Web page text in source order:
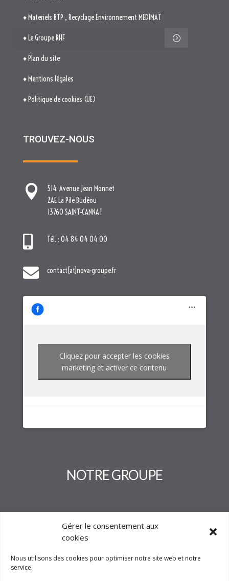
Gérer le consentement aux
cookies
Nous utilisons des cookies pour optimiser notre site web et notre
service.
♦ Materiels BTP , Recyclage Environnement MEDIMAT
♦ Le Groupe RHF
♦ Plan du site
♦ Mentions légales
♦ Politique de cookies (UE)
TROUVEZ-NOUS

514. Avenue Jean Monnet
ZAE La Pile Budéou
13760 SAINT-CANNAT
 Tél. : 04 84 04 04 00
 contact[at]nova-groupe.fr
Cliquez pour accepter les cookies
marketing et activer ce contenu
NOTRE GROUPE